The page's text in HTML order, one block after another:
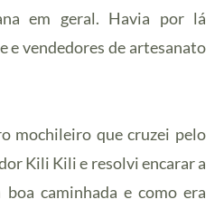
em geral. Havia por lá
e vendedores de artesanato
mochileiro que cruzei pelo
Kili Kili e resolvi encarar a
caminhada e como era